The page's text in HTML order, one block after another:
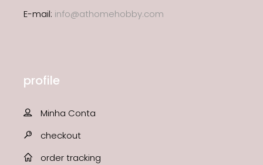
E-mail: info@athomehobby.com
profile
Minha Conta
checkout
order tracking